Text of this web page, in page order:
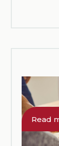
Read